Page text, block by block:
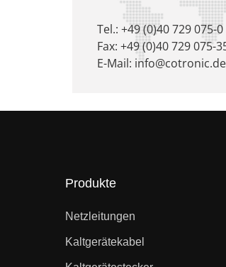
Tel.: +49 (0)40 729 075-0
Fax: +49 (0)40 729 075-
E-Mail: info@cotronic.de
Produkte
Netzleitungen
Kaltgerätekabel